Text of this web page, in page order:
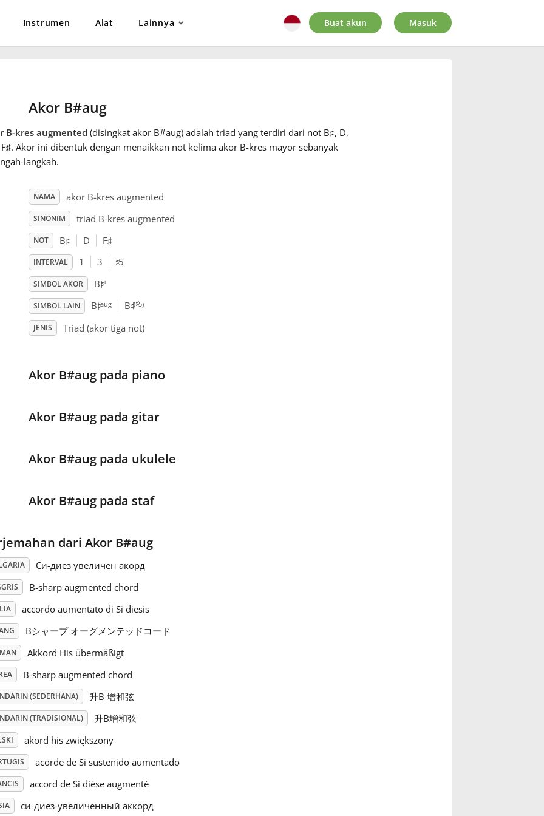
Instrumen Alat Lainnya Buat akun Masuk
Akor B#aug
B-kres augmented (disingkat akor B#aug) adalah triad yang terdiri dari not B♯, D,
♯. Akor ini dibentuk dengan menaikkan not kelima akor B-kres mayor sebanyak
langkah.
NAMA akor B-kres augmented
SINONIM triad B-kres augmented
NOT B♯ D F♯
INTERVAL 1 3 ♯5
SIMBOL AKOR B♯+
SIMBOL LAIN B♯aug B♯(♯5)
JENIS Triad (akor tiga not)
Akor B#aug pada piano
Akor B#aug pada gitar
Akor B#aug pada ukulele
Akor B#aug pada staf
dari Akor B#aug
Си-диез увеличен акорд
B-sharp augmented chord
accordo aumentato di Si diesis
Bシャープ オーグメンテッドコード
Akkord His übermäßigt
B-sharp augmented chord
(SEDERHANA) 升B 增和弦
(TRADISIONAL) 升B增和弦
akord his zwiększony
acorde de Si sustenido aumentado
accord de Si dièse augmenté
си-диез-увеличенный аккорд